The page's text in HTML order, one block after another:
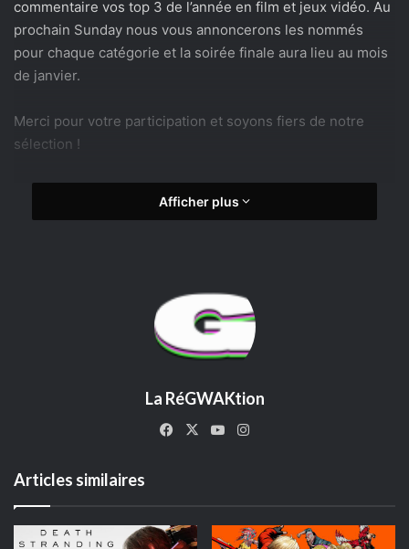
commentaire vos top 3 de l’année en film et jeux vidéo. Au
prochain Sunday nous vous annoncerons les nommés
pour chaque catégorie et la soirée finale aura lieu au mois
de janvier.
Merci pour votre participation et soyons fiers de notre
sélection !
GWAK
Afficher plus
La RéGWAKtion
Facebook
X YouTube
Articles similaires